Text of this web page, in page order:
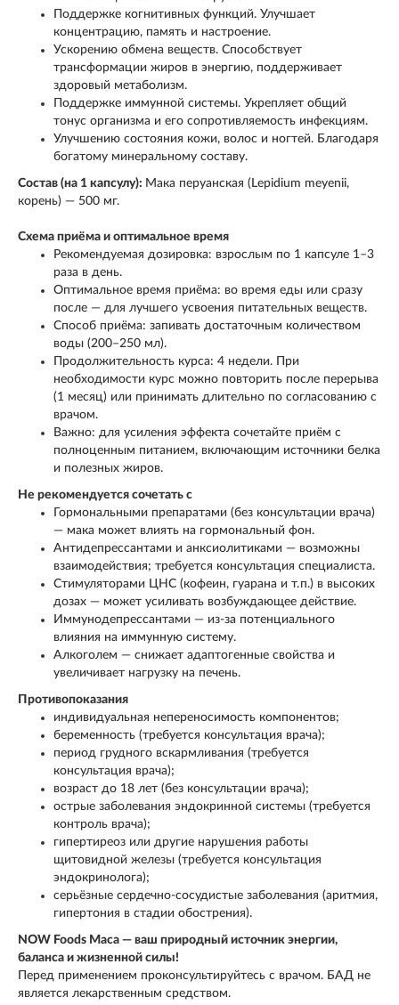
Поддержке когнитивных функций. Улучшает
концентрацию, память и настроение.
Ускорению обмена веществ. Способствует
трансформации жиров в энергию, поддерживает
здоровый метаболизм.
Поддержке иммунной системы. Укрепляет общий
тонус организма и его сопротивляемость инфекциям.
Улучшению состояния кожи, волос и ногтей. Благодаря
богатому минеральному составу.
Состав (на 1 капсулу): Мака перуанская (Lepidium meyenii,
корень) — 500 мг.
Схема приёма и оптимальное время
Рекомендуемая дозировка: взрослым по 1 капсуле 1–3
раза в день.
Оптимальное время приёма: во время еды или сразу
после — для лучшего усвоения питательных веществ.
Способ приёма: запивать достаточным количеством
воды (200–250 мл).
Продолжительность курса: 4 недели. При
необходимости курс можно повторить после перерыва
(1 месяц) или принимать длительно по согласованию с
врачом.
Важно: для усиления эффекта сочетайте приём с
полноценным питанием, включающим источники белка
и полезных жиров.
Не рекомендуется сочетать с
Гормональными препаратами (без консультации врача)
— мака может влиять на гормональный фон.
Антидепрессантами и анксиолитиками — возможны
взаимодействия; требуется консультация специалиста.
Стимуляторами ЦНС (кофеин, гуарана и т. п.) в высоких
дозах — может усиливать возбуждающее действие.
Иммунодепрессантами — из‑за потенциального
влияния на иммунную систему.
Алкоголем — снижает адаптогенные свойства и
увеличивает нагрузку на печень.
Противопоказания
индивидуальная непереносимость компонентов;
беременность (требуется консультация врача);
период грудного вскармливания (требуется
консультация врача);
возраст до 18 лет (без консультации врача);
острые заболевания эндокринной системы (требуется
контроль врача);
гипертиреоз или другие нарушения работы
щитовидной железы (требуется консультация
эндокринолога);
серьёзные сердечно‑сосудистые заболевания (аритмия,
гипертония в стадии обострения).
NOW Foods Maca — ваш природный источник энергии,
баланса и жизненной силы!
Перед применением проконсультируйтесь с врачом. БАД не
является лекарственным средством.